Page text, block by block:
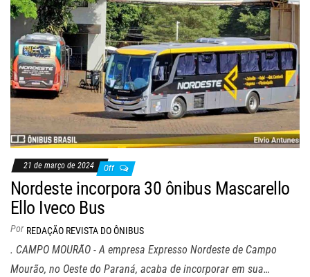
21 de março de 2024 Off
Nordeste incorpora 30 ônibus Mascarello
Ello Iveco Bus
Por REDAÇÃO REVISTA DO ÔNIBUS
. CAMPO MOURÃO - A empresa Expresso Nordeste de Campo
Mourão, no Oeste do Paraná, acaba de incorporar em sua…